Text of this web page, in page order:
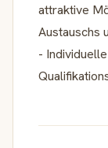
attraktive
Austauschs
-